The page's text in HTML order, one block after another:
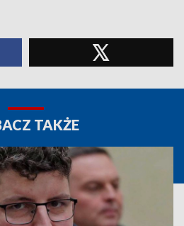
TAKŻE